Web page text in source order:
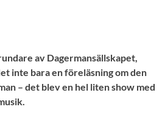
av Dagermansällskapet,
inte bara en föreläsning om den
– det blev en hel liten show med